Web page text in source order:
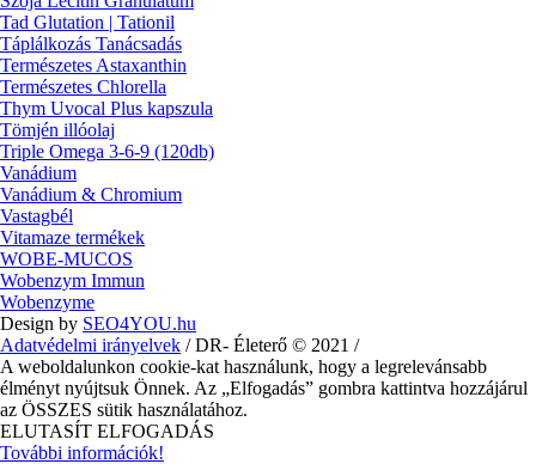
Tad Glutation | Tationil
Táplálkozás Tanácsadás
Természetes Astaxanthin
Természetes Chlorella
Thym Uvocal Plus kapszula
Tömjén illóolaj
Triple Omega 3-6-9 (120db)
Vanádium
Vanádium & Chromium
Vastagbél
Vitamaze termékek
WOBE-MUCOS
Wobenzym Immun
Wobenzyme
Design by SEO4YOU.hu
Adatvédelmi irányelvek / DR- Életerő © 2021 /
A weboldalunkon cookie-kat használunk, hogy a legrelevánsabb
élményt nyújtsuk Önnek. Az „Elfogadás” gombra kattintva hozzájárul
az ÖSSZES sütik használatához.
ELUTASÍT ELFOGADÁS
További információk!